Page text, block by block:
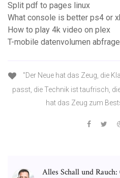
Split pdf to pages linux
What console is better ps4 or
How to play 4k video on plex
T-mobile datenvolumen
"Der Neue hat das Zeug, die
passt, die Technik ist taufrisch,
hat das Zeug zum
Alles Schall und Rauch: